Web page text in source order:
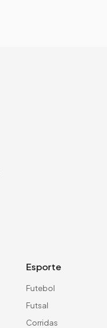
Esporte
Futebol
Futsal
Corridas